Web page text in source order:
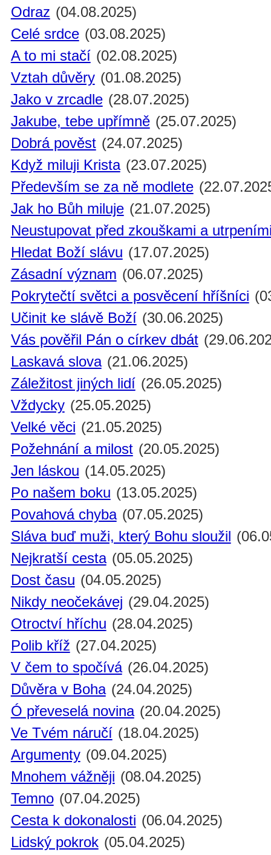
Odraz (04.08.2025)
Celé srdce (03.08.2025)
A to mi stačí (02.08.2025)
Vztah důvěry (01.08.2025)
Jako v zrcadle (28.07.2025)
Jakube, tebe upřímně (25.07.2025)
Dobrá pověst (24.07.2025)
Když miluji Krista (23.07.2025)
Především se za ně modlete
Jak ho Bůh miluje (21.07.2025)
Neustupovat před zkouškami a
Hledat Boží slávu (17.07.2025)
Zásadní význam (06.07.2025)
Pokrytečtí světci a posvěcení hříšníci
Učinit ke slávě Boží (30.06.2025)
Vás pověřil Pán o církev dbát
Laskavá slova (21.06.2025)
Záležitost jiných lidí (26.05.2025)
Vždycky (25.05.2025)
Velké věci (21.05.2025)
Požehnání a milost (20.05.2025)
Jen láskou (14.05.2025)
Po našem boku (13.05.2025)
Povahová chyba (07.05.2025)
Sláva buď muži, který Bohu sloužil
Nejkratší cesta (05.05.2025)
Dost času (04.05.2025)
Nikdy neočekávej (29.04.2025)
Otroctví hříchu (28.04.2025)
Polib kříž (27.04.2025)
V čem to spočívá (26.04.2025)
Důvěra v Boha (24.04.2025)
Ó převeselá novina (20.04.2025)
Ve Tvém náručí (18.04.2025)
Argumenty (09.04.2025)
Mnohem vážněji (08.04.2025)
Temno (07.04.2025)
Cesta k dokonalosti (06.04.2025)
Lidský pokrok (05.04.2025)